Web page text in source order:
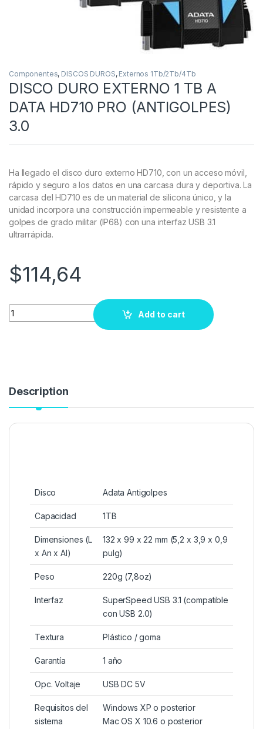
Componentes, DISCOS DUROS, Externos 1Tb/2Tb/4Tb
DISCO DURO EXTERNO 1 TB A
DATA HD710 PRO (ANTIGOLPES)
3.0
Ha llegado el disco duro externo HD710, con un acceso móvil,
rápido y seguro a los datos en una carcasa dura y deportiva. La
carcasa del HD710 es de un material de silicona único, y la
unidad incorpora una construcción impermeable y resistente a
golpes de grado militar (IP68) con una interfaz USB 3.1
ultrarrápida.
$114,64
Quantity
Add to cart
Description
Disco Adata Antigolpes
Capacidad 1TB
Dimensiones (L
x An x Al)
132 x 99 x 22 mm (5,2 x 3,9 x 0,9
pulg)
Peso 220g (7,8oz)
Interfaz
SuperSpeed USB 3.1 (compatible
con USB 2.0)
Textura Plástico / goma
Garantía 1 año
Opc. Voltaje USB DC 5V
Requisitos del
sistema
Windows XP o posterior
Mac OS X 10.6 o posterior